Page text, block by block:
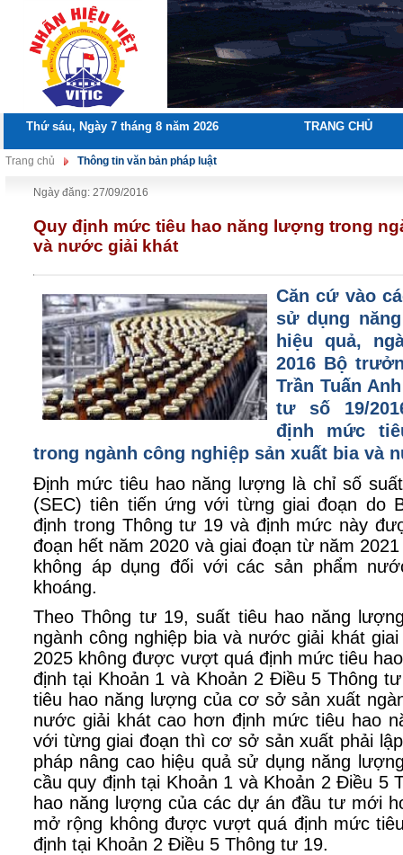
Thứ sáu, Ngày 7 tháng 8 năm 2026 TRANG CHỦ
Trang chủ Thông tin văn bản pháp luật
Ngày đăng: 27/09/2016
Quy định mức tiêu hao năng lượng trong
và nước giải khát
Căn cứ vào
sử dụng
hiệu quả,
2016 Bộ
Trần Tuấn
tư số 19/
định mức
trong ngành công nghiệp sản xuất bia và
Định mức tiêu hao năng lượng là chỉ số
(SEC) tiên tiến ứng với từng giai đoạn do
định trong Thông tư 19 và định mức này
đoạn hết năm 2020 và giai đoạn từ năm
không áp dụng đối với các sản phẩm
khoáng.
Theo Thông tư 19, suất tiêu hao năng
ngành công nghiệp bia và nước giải khát
2025 không được vượt quá định mức tiêu
định tại Khoản 1 và Khoản 2 Điều 5 Thông
tiêu hao năng lượng của cơ sở sản xuất
nước giải khát cao hơn định mức tiêu hao
với từng giai đoạn thì cơ sở sản xuất phải
pháp nâng cao hiệu quả sử dụng năng
cầu quy định tại Khoản 1 và Khoản 2 Điều 5
hao năng lượng của các dự án đầu tư mới
mở rộng không được vượt quá định mức
định tại Khoản 2 Điều 5 Thông tư 19.